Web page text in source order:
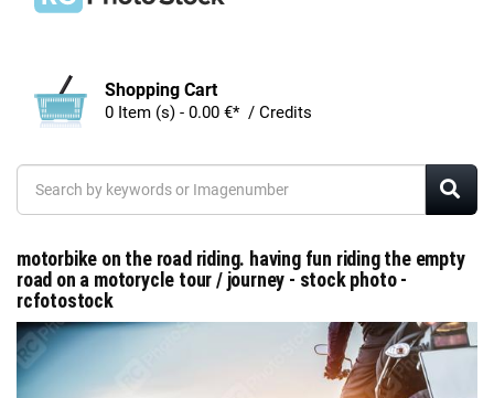
Shopping Cart
0 Item (s) - 0.00 €* / Credits
motorbike on the road riding. having fun riding the empty
road on a motorycle tour / journey - stock photo -
rcfotostock